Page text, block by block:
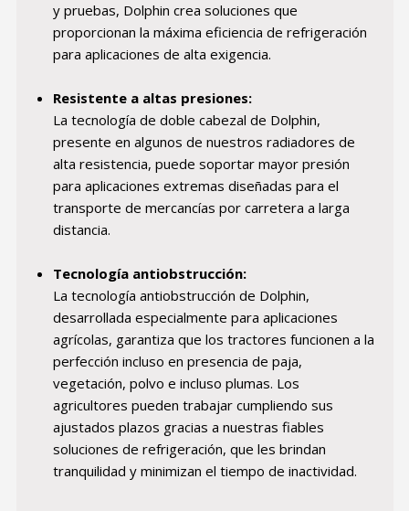
y pruebas, Dolphin crea soluciones que
proporcionan la máxima eficiencia de refrigeración
para aplicaciones de alta exigencia.
Resistente a altas presiones:
La tecnología de doble cabezal de Dolphin,
presente en algunos de nuestros radiadores de
alta resistencia, puede soportar mayor presión
para aplicaciones extremas diseñadas para el
transporte de mercancías por carretera a larga
distancia.
Tecnología antiobstrucción:
La tecnología antiobstrucción de Dolphin,
desarrollada especialmente para aplicaciones
agrícolas, garantiza que los tractores funcionen a la
perfección incluso en presencia de paja,
vegetación, polvo e incluso plumas. Los
agricultores pueden trabajar cumpliendo sus
ajustados plazos gracias a nuestras fiables
soluciones de refrigeración, que les brindan
tranquilidad y minimizan el tiempo de inactividad.